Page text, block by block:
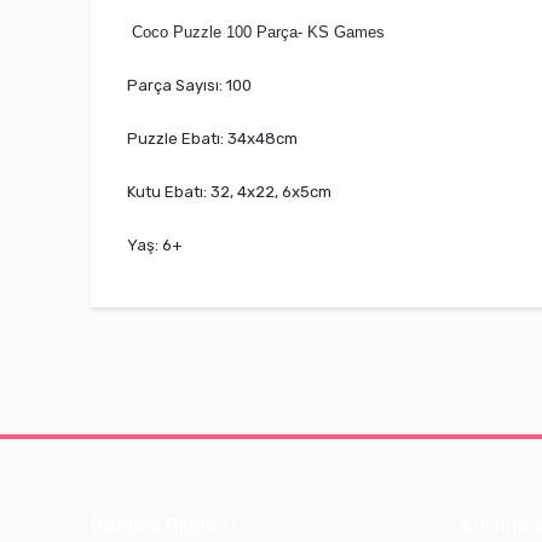
Coco Puzzle 100 Parça- KS Games
Parça Sayısı: 100
Puzzle Ebatı: 34x48cm
Kutu Ebatı: 32, 4x22, 6x5cm
Yaş: 6+